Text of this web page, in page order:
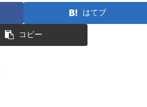
はてブ
コピー